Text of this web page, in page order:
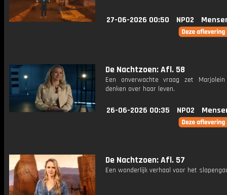
27-06-2026 00:50 NPO2
De Nachtzoen: Afl. 58
Een onverwachte vraag zet
denken over haar leven.
26-06-2026 00:35 NPO2
De Nachtzoen: Afl. 57
Een wonderlijk verhaal voor het